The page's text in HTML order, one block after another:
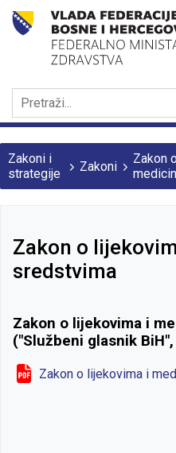
Zakoni i
strategije
Zakoni
Zakon
Zakon o
sredstvima
Zakon o lijekovima i
("Službeni glasnik
Zakon o lijekovima i